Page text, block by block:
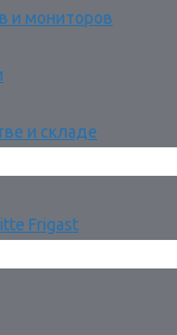
и мониторов
и складе
Frigast